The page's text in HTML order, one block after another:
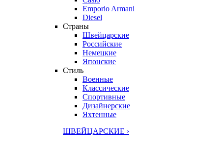
Emporio Armani
Diesel
Страны
Швейцарские
Российские
Немецкие
Японские
Стиль
Военные
Классические
Спортивные
Дизайнерские
Яхтенные
ШВЕЙЦАРСКИЕ ›